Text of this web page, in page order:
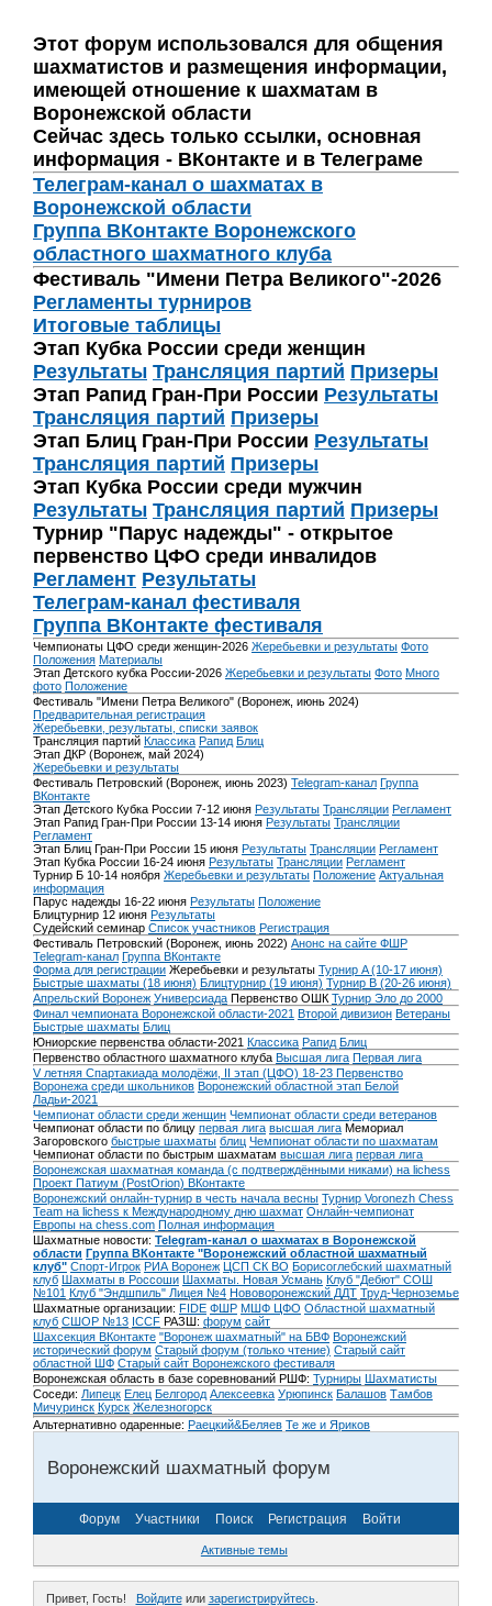
Этот форум использовался для общения
шахматистов и размещения информации,
имеющей отношение к шахматам в
Воронежской области
Сейчас здесь только ссылки, основная
информация - ВКонтакте и в Телеграме
Телеграм-канал о шахматах в
Воронежской области
Группа ВКонтакте Воронежского
областного шахматного клуба
Фестиваль "Имени Петра Великого"-2026
Регламенты турниров
Итоговые таблицы
Этап Кубка России среди женщин
Результаты Трансляция партий Призеры
Этап Рапид Гран-При России Результаты
Трансляция партий Призеры
Этап Блиц Гран-При России Результаты
Трансляция партий Призеры
Этап Кубка России среди мужчин
Результаты Трансляция партий Призеры
Турнир "Парус надежды" - открытое
первенство ЦФО среди инвалидов
Регламент Результаты
Телеграм-канал фестиваля
Группа ВКонтакте фестиваля
Чемпионаты ЦФО среди женщин-2026 Жеребьевки и результаты Фото
Положения Материалы
Этап Детского кубка России-2026 Жеребьевки и результаты Фото Много
фото Положение
Фестиваль "Имени Петра Великого" (Воронеж, июнь 2024)
Предварительная регистрация
Жеребьевки, результаты, списки заявок
Трансляция партий Классика Рапид Блиц
Этап ДКР (Воронеж, май 2024)
Жеребьевки и результаты
Фестиваль Петровский (Воронеж, июнь 2023) Telegram-канал Группа
ВКонтакте
Этап Детского Кубка России 7-12 июня Результаты Трансляции Регламент
Этап Рапид Гран-При России 13-14 июня Результаты Трансляции
Регламент
Этап Блиц Гран-При России 15 июня Результаты Трансляции Регламент
Этап Кубка России 16-24 июня Результаты Трансляции Регламент
Турнир Б 10-14 ноября Жеребьевки и результаты Положение Актуальная
информация
Парус надежды 16-22 июня Результаты Положение
Блицтурнир 12 июня Результаты
Судейский семинар Список участников Регистрация
Фестиваль Петровский (Воронеж, июнь 2022) Анонс на сайте ФШР
Telegram-канал Группа ВКонтакте
Форма для регистрации Жеребьевки и результаты Турнир A (10-17 июня)
Быстрые шахматы (18 июня) Блицтурнир (19 июня) Турнир B (20-26 июня)
Апрельский Воронеж Универсиада Первенство ОШК Турнир Эло до 2000
Финал чемпионата Воронежской области-2021 Второй дивизион Ветераны
Быстрые шахматы Блиц
Юниорские первенства области-2021 Классика Рапид Блиц
Первенство областного шахматного клуба Высшая лига Первая лига
V летняя Спартакиада молодёжи, II этап (ЦФО) 18-23 Первенство
Воронежа среди школьников Воронежский областной этап Белой
Ладьи-2021
Чемпионат области среди женщин Чемпионат области среди ветеранов
Чемпионат области по блицу первая лига высшая лига Мемориал
Загоровского быстрые шахматы блиц Чемпионат области по шахматам
Чемпионат области по быстрым шахматам высшая лига первая лига
Воронежская шахматная команда (с подтверждёнными никами) на lichess
Проект Патиум (PostOrion) ВКонтакте
Воронежский онлайн-турнир в честь начала весны Турнир Voronezh Chess
Team на lichess к Международному дню шахмат Онлайн-чемпионат
Европы на chess.com Полная информация
Шахматные новости: Telegram-канал о шахматах в Воронежской
области Группа ВКонтакте "Воронежский областной шахматный
клуб" Спорт-Игрок РИА Воронеж ЦСП СК ВО Борисоглебский шахматный
клуб Шахматы в Россоши Шахматы. Новая Усмань Клуб "Дебют" СОШ
№101 Клуб "Эндшпиль" Лицея №4 Нововоронежский ДДТ Труд-Черноземье
Шахматные организации: FIDE ФШР МШФ ЦФО Областной шахматный
клуб СШОР №13 ICCF РАЗШ: форум сайт
Шахсекция ВКонтакте "Воронеж шахматный" на БВФ Воронежский
исторический форум Cтарый форум (только чтение) Старый сайт
областной ШФ Старый сайт Воронежского фестиваля
Воронежская область в базе соревнований РШФ: Турниры Шахматисты
Соседи: Липецк Елец Белгород Алексеевка Урюпинск Балашов Тамбов
Мичуринск Курск Железногорск
Альтернативно одаренные: Раецкий&Беляев Те же и Яриков
Воронежский шахматный форум
Форум Участники Поиск Регистрация Войти
Активные темы
Привет, Гость! Войдитеили зарегистрируйтесь.